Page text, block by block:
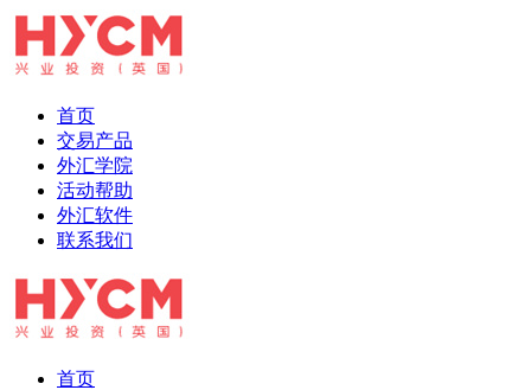
首页
交易产品
外汇学院
活动帮助
外汇软件
联系我们
首页